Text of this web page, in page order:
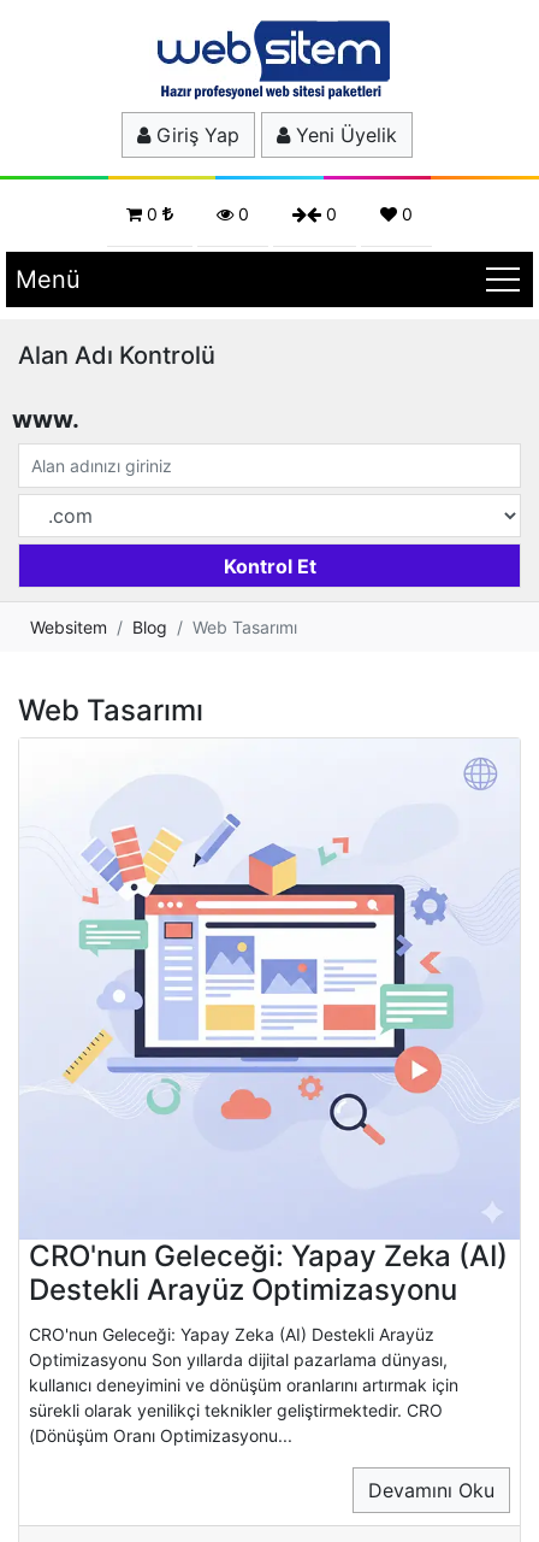
Giriş Yap Yeni Üyelik
0 0 0 0
Menü
Alan Adı Kontrolü
www.
Websitem Blog Web Tasarımı
Web Tasarımı
CRO'nun Geleceği: Yapay Zeka (AI)
Destekli Arayüz Optimizasyonu
CRO'nun Geleceği: Yapay Zeka (AI) Destekli Arayüz
Optimizasyonu Son yıllarda dijital pazarlama dünyası,
kullanıcı deneyimini ve dönüşüm oranlarını artırmak için
sürekli olarak yenilikçi teknikler geliştirmektedir. CRO
(Dönüşüm Oranı Optimizasyonu...
Devamını Oku